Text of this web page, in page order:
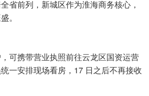
省前列，新城区作为淮海商务核心，
。
可携带营业执照前往云龙区国资运营
一安排现场看房，17 日之后不再接收